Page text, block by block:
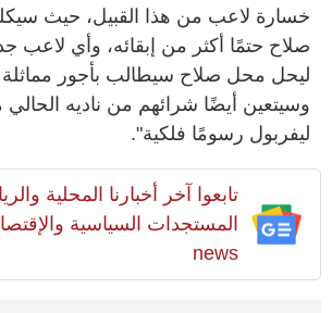
خسارة لاعب من هذا القبيل، حيث
صلاح حتمًا أكثر من إبقائه، وأي لاعب
ليحل محل صلاح سيطالب بأجور مماثلة
وسيتعين أيضًا شرائهم من ناديه
ليفربول رسومًا فلكية".
تابعوا آخر أخبارنا المحلية
news